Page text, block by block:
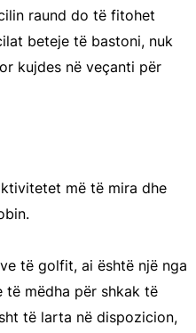
raund do të fitohet
beteje të bastoni, nuk
kujdes në veçanti për
më të mira dhe
të golfit, ai është një nga
mëdha për shkak të
të larta në dispozicion,